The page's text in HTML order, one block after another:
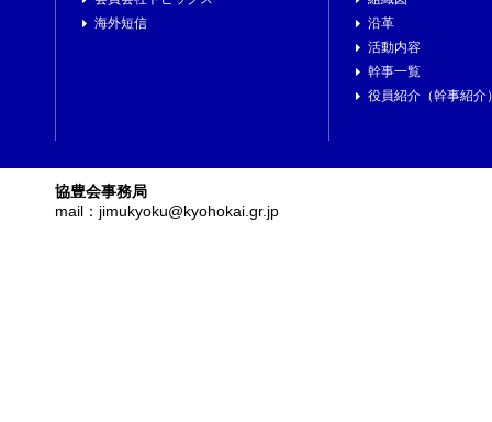
海外短信
沿革
活動内容
幹事一覧
役員紹介（幹事紹介
協豊会事務局
mail：jimukyoku@kyohokai.gr.jp